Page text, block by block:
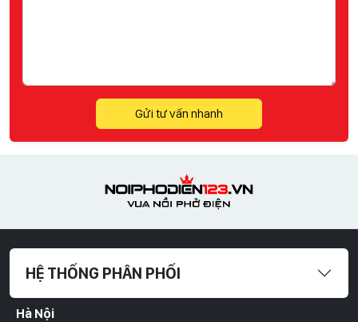
Gửi tư vấn nhanh
HỆ THỐNG PHÂN PHỐI
Hà Nội